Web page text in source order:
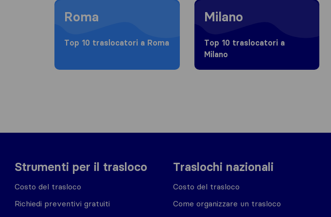
Moving to Roma
Roma
Top 10 traslocatori a Roma
Moving to Milano
Milano
Top 10 traslocatori a
Milano
Strumenti per il trasloco
Costo del trasloco
Richiedi preventivi gratuiti
Traslochi nazionali
Costo del trasloco
Come organizzare un trasloco